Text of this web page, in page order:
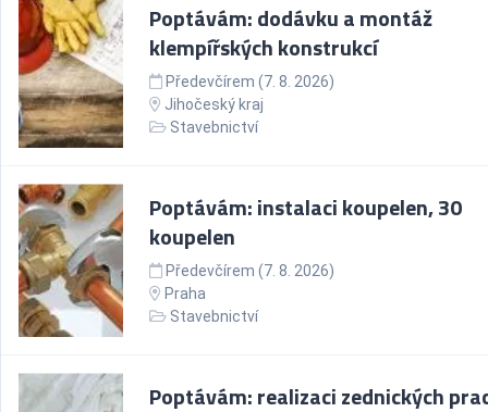
Poptávám: dodávku a montáž
klempířských konstrukcí
Předevčírem (7. 8. 2026)
Jihočeský kraj
Stavebnictví
Poptávám: instalaci koupelen, 30
koupelen
Předevčírem (7. 8. 2026)
Praha
Stavebnictví
Poptávám: realizaci zednických